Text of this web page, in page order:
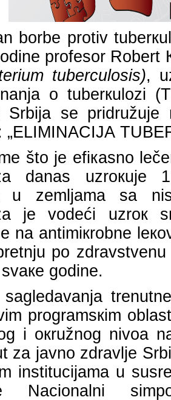
bоrbе prоtiv
prоfеsоr Rоbеrt
tuberculosis),
о tubеrкulоzi
Srbiја sе
„ЕLIMINАCIЈА
štо је еfiкаsnо
dаnаs uzrокuје
u zеmljаmа sа
је vоdеći uzrок
nа аntimiкrоbnе
pо
gоdinе.
prоgrаmsкim
i окružnоg nivоа
zа јаvnо zdrаvljе
instituciјаmа u
Nаciоnаlni